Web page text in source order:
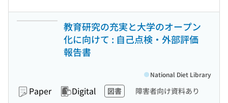
教育研究の充実と大学のオープン
化に向けて : 自己点検・外部評価
報告書
Paper Digital 図書 障害者向け資料あり
National Diet Library